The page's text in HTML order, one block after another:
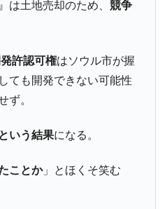
公団』株価暴落で200兆蒸
Ｋ-ブランドを通報しようキ
も登場！
ちました」⇒ 耐久性「なさす
『POSCO』ズブズブ沈む。
調査船『白嶺』は先進技術の
土地売却のため、 競争
許認可権はソウル市が握
ても開発できない可能性
ず。
いう結果になる。
ことか」とほくそ笑む